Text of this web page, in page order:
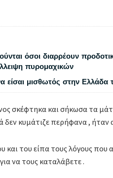
όσοι διαρρέουν
πυρομαχικών
είσαι μισθωτός στην Ελλάδα
σκέφτηκα και σήκωσα τα
δεν κυμάτιζε περήφανα ,
και του είπα τους λόγους που
να τους καταλάβετε .